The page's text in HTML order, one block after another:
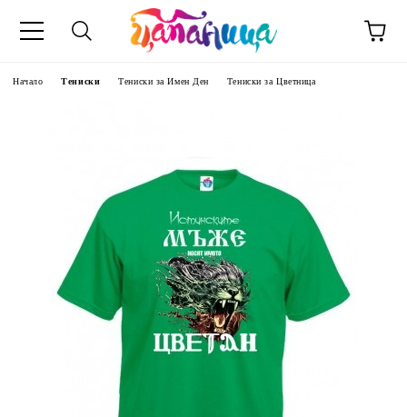
Начало Тениски Тениски за Имен Ден Тениски за Цветница